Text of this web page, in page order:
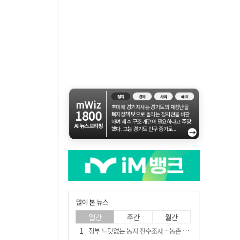
mWiz
1800
AI 뉴스브리핑
정치 경제 사회 국제
추미애 경기지사는 경기도의 재정난을
복지정책 탓으로 돌리는 정치권을 비판
하며 세수 구조 개편이 필요하다고 주장
했다. 그는 경기도 인구 증가로...
→
많이 본 뉴스
일간 주간 월간
정부 느닷없는 농지 전수조사…농촌 들쑤시는 '경자유전'의 칼날